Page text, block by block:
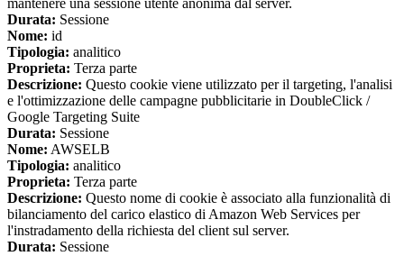
mantenere una sessione utente anonima dal server.
Durata: Sessione
Nome: id
Tipologia: analitico
Proprieta: Terza parte
Descrizione: Questo cookie viene utilizzato per il targeting, l'analisi
e l'ottimizzazione delle campagne pubblicitarie in DoubleClick /
Google Targeting Suite
Durata: Sessione
Nome: AWSELB
Tipologia: analitico
Proprieta: Terza parte
Descrizione: Questo nome di cookie è associato alla funzionalità di
bilanciamento del carico elastico di Amazon Web Services per
l'instradamento della richiesta del client sul server.
Durata: Sessione